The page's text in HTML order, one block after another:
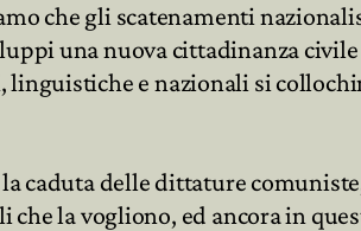
che gli scatenamenti
una nuova cittadinanza
e nazionali si
caduta delle dittature
la vogliono, ed ancora in